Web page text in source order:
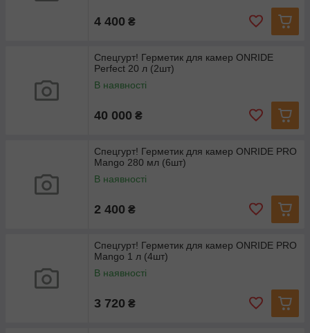
4 400 ₴
Спецгурт! Герметик для камер ONRIDE
Perfect 20 л (2шт)
В наявності
40 000 ₴
Спецгурт! Герметик для камер ONRIDE PRO
Mango 280 мл (6шт)
В наявності
2 400 ₴
Спецгурт! Герметик для камер ONRIDE PRO
Mango 1 л (4шт)
В наявності
3 720 ₴